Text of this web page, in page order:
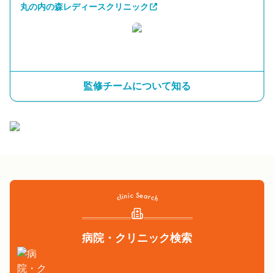
丸の内の森レディースクリニック
監修チームについて知る
病院・クリニック検索